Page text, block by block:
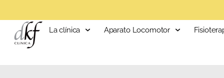
La clínica Aparato Locomotor